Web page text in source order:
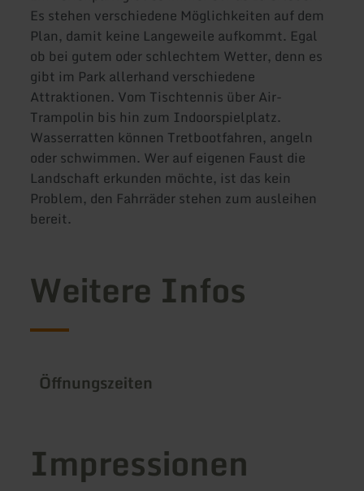
Es stehen verschiedene Möglichkeiten auf dem
Plan, damit keine Langeweile aufkommt. Egal
ob bei gutem oder schlechtem Wetter, denn es
gibt im Park allerhand verschiedene
Attraktionen. Vom Tischtennis über Air-
Trampolin bis hin zum Indoorspielplatz.
Wasserratten können Tretbootfahren, angeln
oder schwimmen. Wer auf eigenen Faust die
Landschaft erkunden möchte, ist das kein
Problem, den Fahrräder stehen zum ausleihen
bereit.
Weitere Infos
Öffnungszeiten
Impressionen